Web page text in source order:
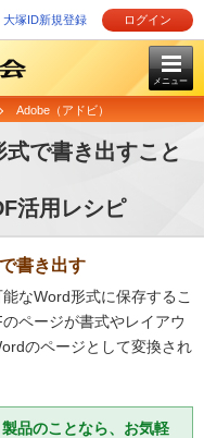
大塚ID新規登録 ログイン
メニュー
Adobe（アドビ）
で書き出すこと
活用レシピ
書き出す
なWord形式に保存するこ
ページが書式やレイアウ
のページとして変換され
品のことなら、お気軽